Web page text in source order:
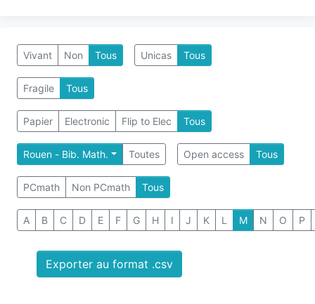
Vivant Non Tous Unicas Tous
Fragile Tous
Papier Electronic Flip to Elec Tous
Rouen - Bib. Math. Toutes Open access Tous
PCmath Non PCmath Tous
A B C D E F G H I J K L M N O P
Exporter au format .csv